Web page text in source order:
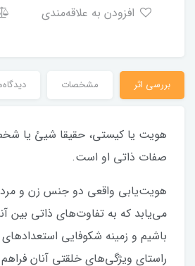
بررسی اثر مشخصات
هویت یا کیستی، حقیقا شیئ یا
صفات ذاتی او است.
هویت‌یابی واقعی دو جنس زن و
می‌یابد که به تفاوت‌های ذاتی بین
باشیم و زمینه شکوفایی
راستای ویژگی‌های خلقتی آنان فراهم